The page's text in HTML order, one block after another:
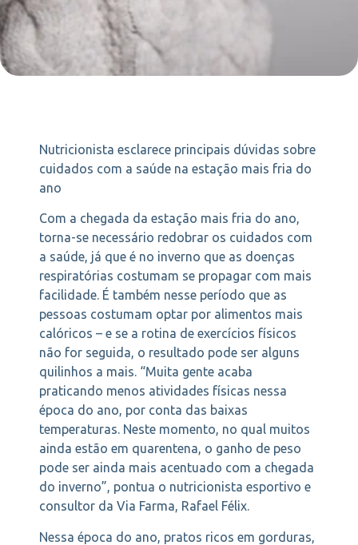
Nutricionista esclarece principais dúvidas sobre
cuidados com a saúde na estação mais fria do
ano
Com a chegada da estação mais fria do ano,
torna-se necessário redobrar os cuidados com
a saúde, já que é no inverno que as doenças
respiratórias costumam se propagar com mais
facilidade. É também nesse período que as
pessoas costumam optar por alimentos mais
calóricos – e se a rotina de exercícios físicos
não for seguida, o resultado pode ser alguns
quilinhos a mais. “Muita gente acaba
praticando menos atividades físicas nessa
época do ano, por conta das baixas
temperaturas. Neste momento, no qual muitos
ainda estão em quarentena, o ganho de peso
pode ser ainda mais acentuado com a chegada
do inverno”, pontua o nutricionista esportivo e
consultor da Via Farma, Rafael Félix.
Nessa época do ano, pratos ricos em gorduras,